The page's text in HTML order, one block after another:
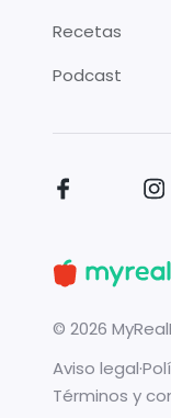
Recetas
Podcast
© 2026
Aviso legal·
Términos y